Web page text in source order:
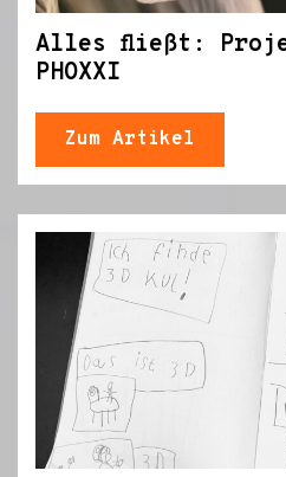
Alles fließt:
PHOXXI
Zum Artikel